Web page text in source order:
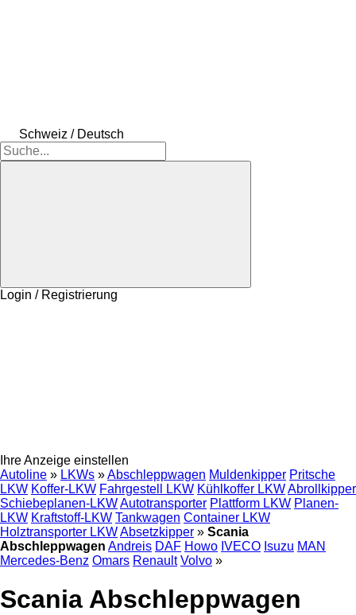
Schweiz / Deutsch
Login / Registrierung
Ihre Anzeige einstellen
Autoline » LKWs »Abschleppwagen Muldenkipper Pritsche
LKW Koffer-LKW Fahrgestell LKW Kühlkoffer LKWAbrollkipper
Schiebeplanen-LKWAutotransporter Plattform LKW Planen-
LKW Kraftstoff-LKW Tankwagen Container LKW
Holztransporter LKWAbsetzkipper » Scania
Abschleppwagen Andreis DAF Howo IVECO Isuzu MAN
Mercedes-Benz Omars Renault Volvo »
Scania Abschleppwagen